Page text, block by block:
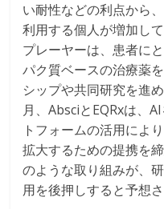
い耐性などの利点から
利用する個人が増加し
プレーヤーは、患者に
パク質ベースの治療薬
シップや共同研究を進
月、AbsciとEQRxは、
トフォームの活用によ
拡大するための提携を
のような取り組みが、
用を後押しすると予想さ